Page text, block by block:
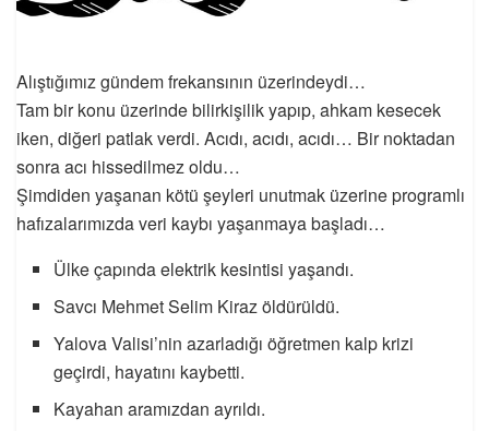
Alıştığımız gündem frekansının üzerindeydi…
Tam bir konu üzerinde bilirkişilik yapıp, ahkam kesecek
iken, diğeri patlak verdi. Acıdı, acıdı, acıdı… Bir noktadan
sonra acı hissedilmez oldu…
Şimdiden yaşanan kötü şeyleri unutmak üzerine programlı
hafızalarımızda veri kaybı yaşanmaya başladı…
Ülke çapında elektrik kesintisi yaşandı.
Savcı Mehmet Selim Kiraz öldürüldü.
Yalova Valisi’nin azarladığı öğretmen kalp krizi
geçirdi, hayatını kaybetti.
Kayahan aramızdan ayrıldı.